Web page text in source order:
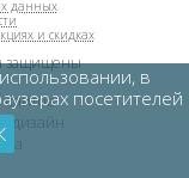
данных
и скидках
защищены
дизайн
в
посетителей